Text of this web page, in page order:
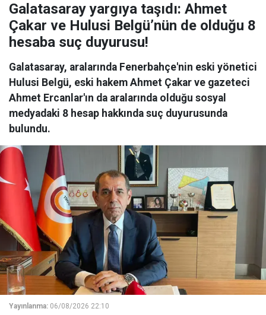
Galatasaray yargıya taşıdı: Ahmet
Çakar ve Hulusi Belgü’nün de olduğu 8
hesaba suç duyurusu!
Galatasaray, aralarında Fenerbahçe'nin eski yönetici
Hulusi Belgü, eski hakem Ahmet Çakar ve gazeteci
Ahmet Ercanlar'ın da aralarında olduğu sosyal
medyadaki 8 hesap hakkında suç duyurusunda
bulundu.
Yayınlanma: 06/08/2026 22:10